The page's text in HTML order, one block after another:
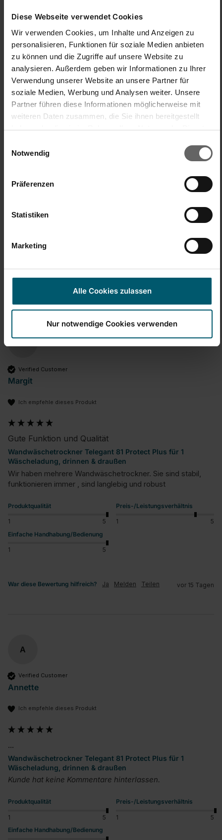
Diese Webseite verwendet Cookies
Wir verwenden Cookies, um Inhalte und Anzeigen zu
personalisieren, Funktionen für soziale Medien anbieten
zu können und die Zugriffe auf unsere Website zu
analysieren. Außerdem geben wir Informationen zu Ihrer
Verwendung unserer Website an unsere Partner für
soziale Medien, Werbung und Analysen weiter. Unsere
Partner führen diese Informationen möglicherweise mit
weiteren Daten zusammen, die Sie ihnen bereitgestellt
haben oder die sie im Rahmen Ihrer Nutzung der Dienste
Cookies, wenn Sie unsere Webseite weiterhin nutzen.
Notwendig
Präferenzen
Statistiken
Marketing
Alle Cookies zulassen
Nur notwendige Cookies verwenden
E
Verified Customer
Elke
Ich empfehle dieses Produkt
Elegant und zweckmäßig
Der Wandwäschetrockner sieht gut aus, ist elegant und
völlig unauffällig im zusammengeklappten Zustand. Im
5
War diese Bewertung hilfreich? Ja Melden Teilen vor 12 Tagen
Verified Customer
Margit
Ich empfehle dieses Produkt
Gute Funktion und Qualität
Wandwäschetrockner Telegant 81 Protect Plus für 1
Wäscheladung, drinnen & draußen
Wir haben mehrere Wandwäschetrockner. Sie sind stabil,
funktionieren immer , sind langlebig und robust
Produktqualität
1 5
Preis-/Leistungsverhältnis
1
5
Einfache Handhabung/Bedienung
1 5
War diese Bewertung hilfreich? Ja Melden Teilen vor 15 Tagen
A
Verified Customer
Annette
Ich empfehle dieses Produkt
...
Wandwäschetrockner Telegant 81 Protect Plus für 1
Wäscheladung, drinnen & draußen
Kunde hat keine Kommentare hinterlassen.
Produktqualität
1 5
Preis-/Leistungsverhältnis
1
5
Einfache Handhabung/Bedienung